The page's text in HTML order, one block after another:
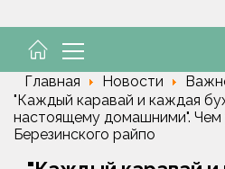
Главная Новости
"Каждый каравай и каждая
настоящему домашними". Чем
Березинского райпо